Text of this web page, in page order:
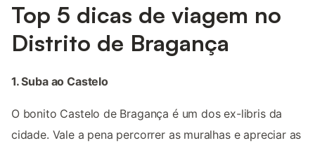
Top 5 dicas de viagem no
Distrito de Bragança
1. Suba ao Castelo
O bonito Castelo de Bragança é um dos ex-libris da
cidade. Vale a pena percorrer as muralhas e apreciar as